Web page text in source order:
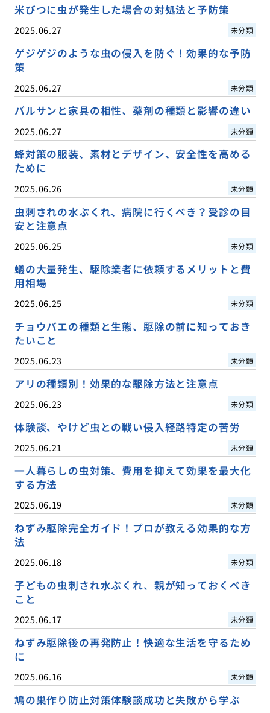
米びつに虫が発生した場合の対処法と予防策
2025.06.27 未分類
ゲジゲジのような虫の侵入を防ぐ！効果的な予防
策
2025.06.27 未分類
バルサンと家具の相性、薬剤の種類と影響の違い
2025.06.27 未分類
蜂対策の服装、素材とデザイン、安全性を高める
ために
2025.06.26 未分類
虫刺されの水ぶくれ、病院に行くべき？受診の目
安と注意点
2025.06.25 未分類
蟻の大量発生、駆除業者に依頼するメリットと費
用相場
2025.06.25 未分類
チョウバエの種類と生態、駆除の前に知っておき
たいこと
2025.06.23 未分類
アリの種類別！効果的な駆除方法と注意点
2025.06.23 未分類
体験談、やけど虫との戦い侵入経路特定の苦労
2025.06.21 未分類
一人暮らしの虫対策、費用を抑えて効果を最大化
する方法
2025.06.19 未分類
ねずみ駆除完全ガイド！プロが教える効果的な方
法
2025.06.18 未分類
子どもの虫刺され水ぶくれ、親が知っておくべき
こと
2025.06.17 未分類
ねずみ駆除後の再発防止！快適な生活を守るため
に
2025.06.16 未分類
鳩の巣作り防止対策体験談成功と失敗から学ぶ